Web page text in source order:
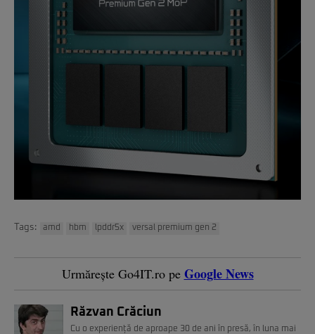
Tags: amd hbm lpddr5x versal premium gen 2
Urmărește Go4IT.ro pe Google News
Răzvan Crăciun
Cu o experiență de aproape 30 de ani în presă, în luna mai